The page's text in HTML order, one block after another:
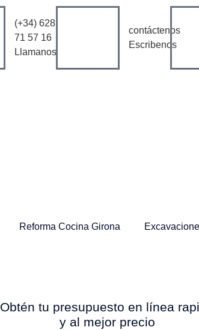
(+34) 628
71 57 16
Llamanos
contáctenos
Escribenos
Reforma Cocina Girona
Obtén tu presupuesto en línea
y al mejor precio